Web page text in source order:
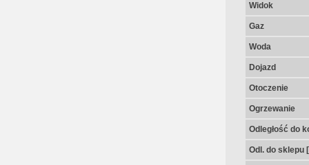
Widok
Gaz
Woda
Dojazd
Otoczenie
Ogrzewanie
Odległość do
Odl. do sklepu